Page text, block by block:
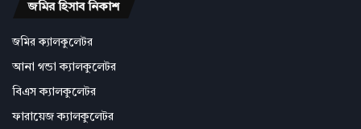
জমির হিসাব নিকাশ
জমির ক্যালকুলেটর
আনা গন্ডা ক্যালকুলেটর
বিএস ক্যালকুলেটর
ফারায়েজ ক্যালকুলেটর